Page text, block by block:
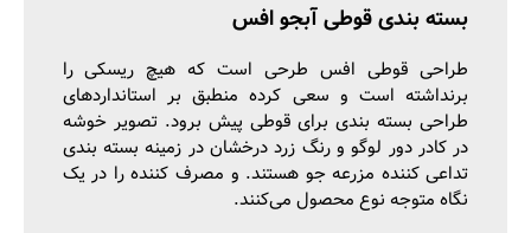
بسته بندی قوطی آبجو افس
طراحی قوطی افس طرحی است که هیچ ریسکی را
برنداشته است و سعی کرده منطبق بر استانداردهای
طراحی بسته بندی برای قوطی پیش برود. تصویر خوشه
در کادر دور لوگو و رنگ زرد درخشان در زمینه بسته بندی
تداعی کننده مزرعه جو هستند. و مصرف کننده را در یک
نگاه متوجه نوع محصول می‌‌کنند.